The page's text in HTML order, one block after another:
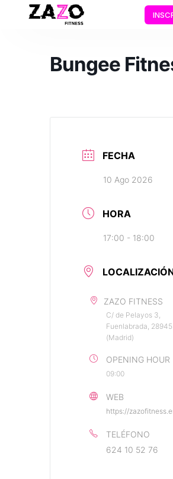
Bungee
FECHA
10 Ago 2026
HORA
17:00 - 18:00
ZAZO FITNESS
C/ de Pelayos 3,
Fuenlabrada, 28945
(Madrid)
OPENING HOUR
09:00
WEB
https://
TELÉFONO
624 10 52 76